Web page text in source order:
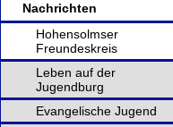
Nachrichten
Hohensolmser
Freundeskreis
Leben auf der
Jugendburg
Evangelische Jugend